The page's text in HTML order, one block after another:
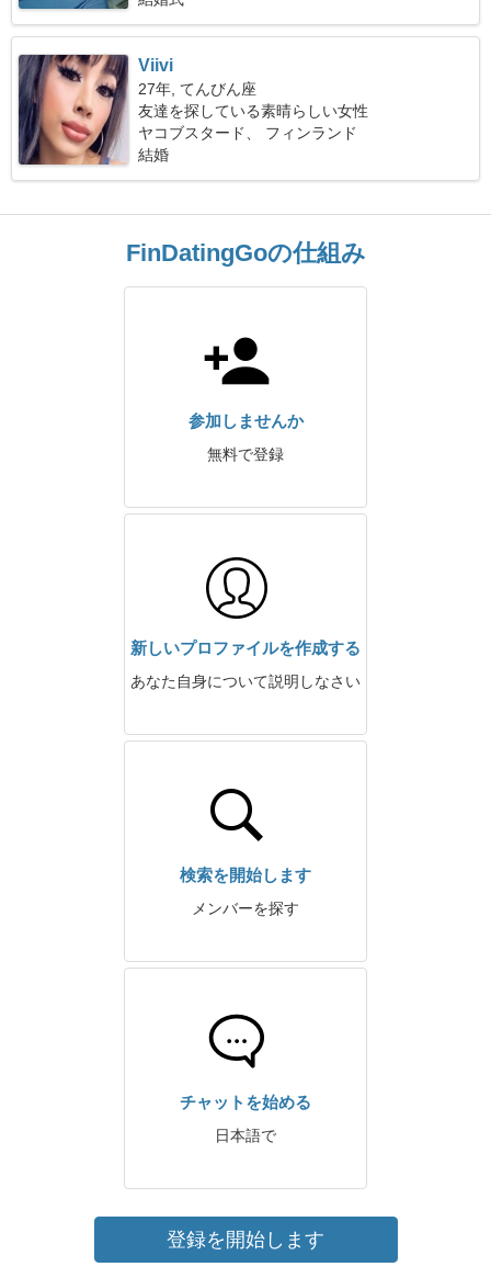
Viivi
27年, てんびん座
友達を探している素晴らしい女性
ヤコブスタード、 フィンランド
結婚
FinDatingGoの仕組み
参加しませんか
無料で登録
新しいプロファイルを作成する
あなた自身について説明しなさい
検索を開始します
メンバーを探す
チャットを始める
日本語で
登録を開始します